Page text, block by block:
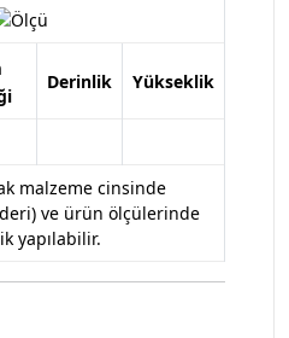
Derinlik Yükseklik
malzeme cinsinde
ve ürün ölçülerinde
yapılabilir.